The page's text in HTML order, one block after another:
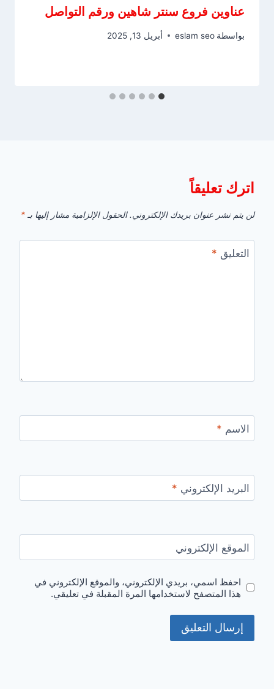
عناوين فروع سنتر شاهين ورقم التواصل
بواسطة eslam seo أبريل 13, 2025
اترك تعليقاً
لن يتم نشر عنوان بريدك الإلكتروني. الحقول الإلزامية مشار إليها بـ *
التعليق *
الاسم *
البريد الإلكتروني *
الموقع الإلكتروني
احفظ اسمي، بريدي الإلكتروني، والموقع الإلكتروني في
هذا المتصفح لاستخدامها المرة المقبلة في تعليقي.